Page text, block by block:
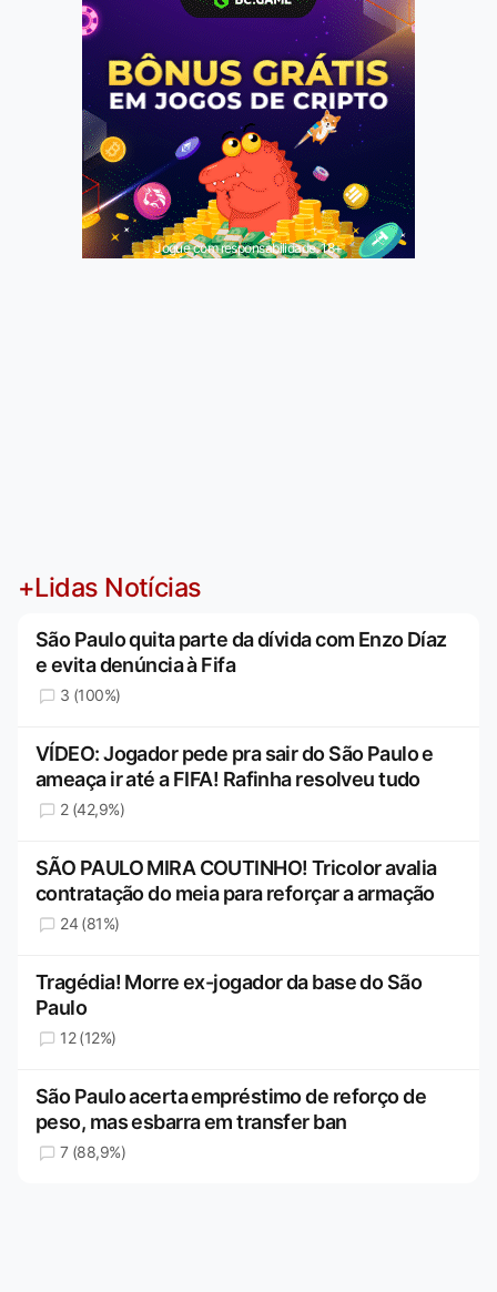
Jogue com responsabilidade. 18+
+Lidas Notícias
São Paulo quita parte da dívida com Enzo Díaz
e evita denúncia à Fifa
3 (100%)
VÍDEO: Jogador pede pra sair do São Paulo e
ameaça ir até a FIFA! Rafinha resolveu tudo
2 (42,9%)
SÃO PAULO MIRA COUTINHO! Tricolor avalia
contratação do meia para reforçar a armação
24 (81%)
Tragédia! Morre ex-jogador da base do São
Paulo
12 (12%)
São Paulo acerta empréstimo de reforço de
peso, mas esbarra em transfer ban
7 (88,9%)